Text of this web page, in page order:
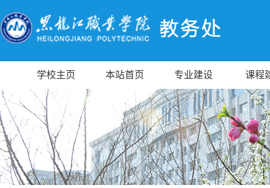
学校主页 本站首页 专业建设 课程